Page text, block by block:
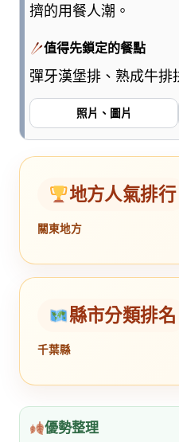
擠的用餐人潮。
值得先鎖定的餐點
彈牙漢堡排、熟成牛排
照片、圖片
地方人氣排行
關東地方
縣市分類排名
千葉縣
優勢整理